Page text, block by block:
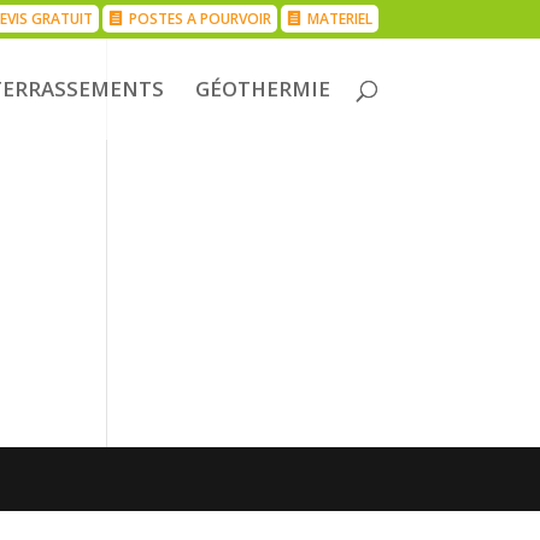
GRATUIT POSTES A POURVOIR MATERIEL
GÉOTHERMIE